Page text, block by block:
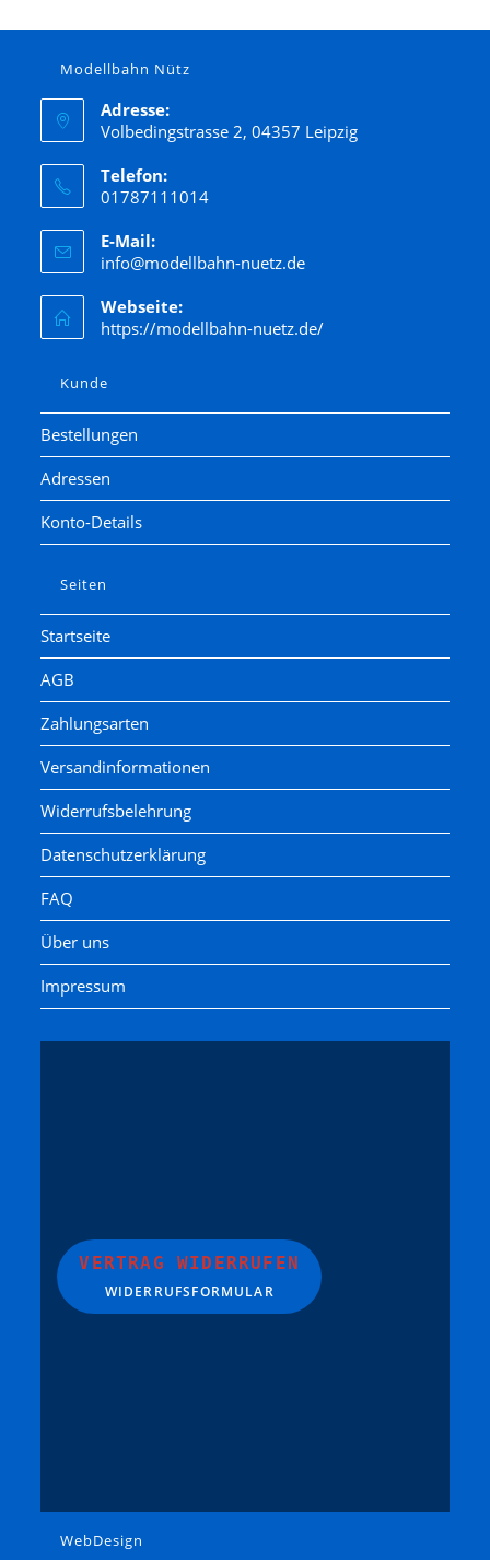
Modellbahn Nütz
Adresse:
Volbedingstrasse 2, 04357 Leipzig
Telefon:
01787111014
E-Mail:
info@modellbahn-nuetz.de
Webseite:
https://modellbahn-nuetz.de/
Kunde
Bestellungen
Adressen
Konto-Details
Seiten
Startseite
AGB
Zahlungsarten
Versandinformationen
Widerrufsbelehrung
Datenschutzerklärung
FAQ
Über uns
Impressum
VERTRAG WIDERRUFEN
WIDERRUFSFORMULAR
WebDesign